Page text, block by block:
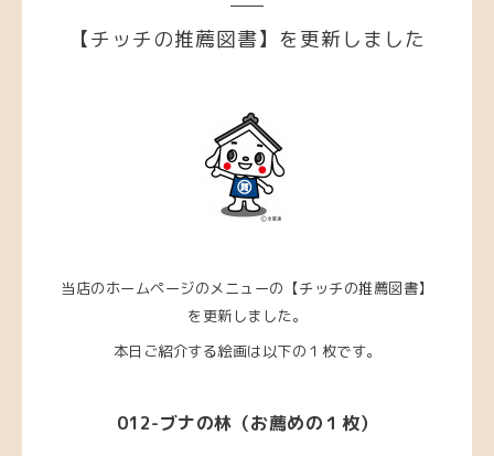
【チッチの推薦図書】を更新しました
当店のホームページのメニューの【チッチの推薦図書】
を更新しました。
本日ご紹介する絵画は以下の１枚です。
012-ブナの林（お薦めの１枚）